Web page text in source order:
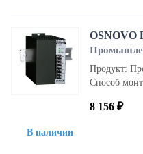
В наличии
OSNOVO
Продукт:
Способ
8 156 ₽